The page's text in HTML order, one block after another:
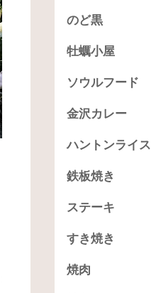
のど黒
牡蠣小屋
ソウルフード
金沢カレー
ハントンライス
鉄板焼き
ステーキ
すき焼き
焼肉